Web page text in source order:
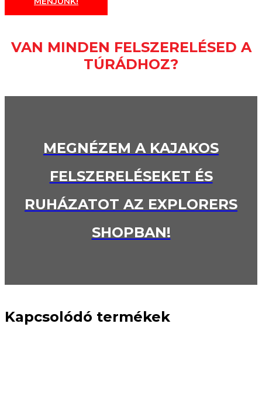
VAN MINDEN FELSZERELÉSED A
TÚRÁDHOZ?
MEGNÉZEM A KAJAKOS
FELSZERELÉSEKET ÉS
RUHÁZATOT AZ EXPLORERS
SHOPBAN!
Kapcsolódó termékek